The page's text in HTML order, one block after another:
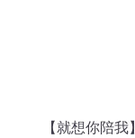
【就想你陪我】